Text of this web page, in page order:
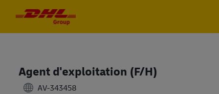
Agent d'exploitation (F/H)
AV-343458